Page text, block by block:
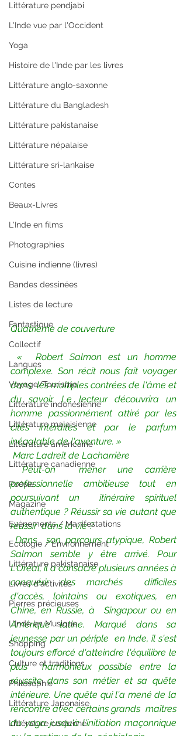
Littérature pendjabi
L'Inde vue par l'Occident
Yoga
Histoire de l'Inde par les livres
Littérature anglo-saxonne
Littérature du Bangladesh
Littérature pakistanaise
Littérature népalaise
Littérature sri-lankaise
Contes
Beaux-Livres
L'Inde en films
Photographies
Cuisine indienne (livres)
Bandes dessinées
Listes de lecture
Fantastique
Collectif
Langues
Voyage/Tourisme
Littérature indonésienne
Littérature malaisienne
Littérature américaine
Littérature canadienne
Poésie
Magazine
Evènements / Manifestations
Ecologie / Environnement
Littérature pakistanaise
Livres d'activités
Pierres précieuses
L'Inde en Musique
Shopping
Culture et traditions
Philosophie
Littérature Japonaise
Littérature coréenne
Quatrième de couverture
«  Robert Salmon est un homme
complexe. Son récit nous fait voyager
dans  les multiples contrées de l'âme et
du savoir. Le lecteur découvrira un
homme passionnément attiré par les
cités interdites et par le parfum
inégalable de l'aventure. »
Marc Ladreit de Lacharrière
Peut-on  mener une carrière
professionnelle ambitieuse tout en
poursuivant un  itinéraire spirituel
authentique ? Réussir sa vie autant que
réussir  dans la vie ?
Dans  son parcours atypique, Robert
Salmon semble y être arrivé. Pour
L'Oréal, il a consacré plusieurs années à
conquérir des marchés  difficiles
d'accès, lointains ou exotiques, en
Chine, en Russie, à  Singapour ou en
Amérique latine. Marqué dans sa
jeunesse par un périple  en Inde, il s'est
toujours efforcé d'atteindre l'équilibre le
plus  harmonieux possible entre la
réussite dans son métier et sa quête
intérieure. Une quête qui l'a mené de la
rencontre avec certains grands  maîtres
du yoga jusqu'à l'initiation maçonnique